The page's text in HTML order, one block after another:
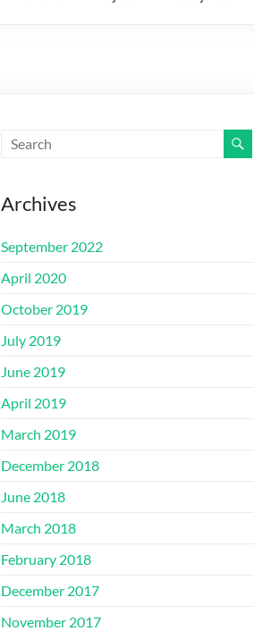
Archives
September 2022
April 2020
October 2019
July 2019
June 2019
April 2019
March 2019
December 2018
June 2018
March 2018
February 2018
December 2017
November 2017